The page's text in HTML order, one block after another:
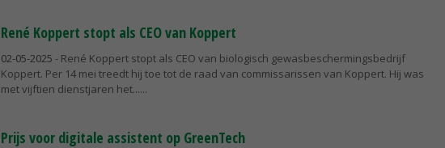
René Koppert stopt als CEO van Koppert
02-05-2025 - René Koppert stopt als CEO van biologisch gewasbeschermingsbedrijf
Koppert. Per 14 mei treedt hij toe tot de raad van commissarissen van Koppert. Hij was
met vijftien dienstjaren het...
Prijs voor digitale assistent op GreenTech